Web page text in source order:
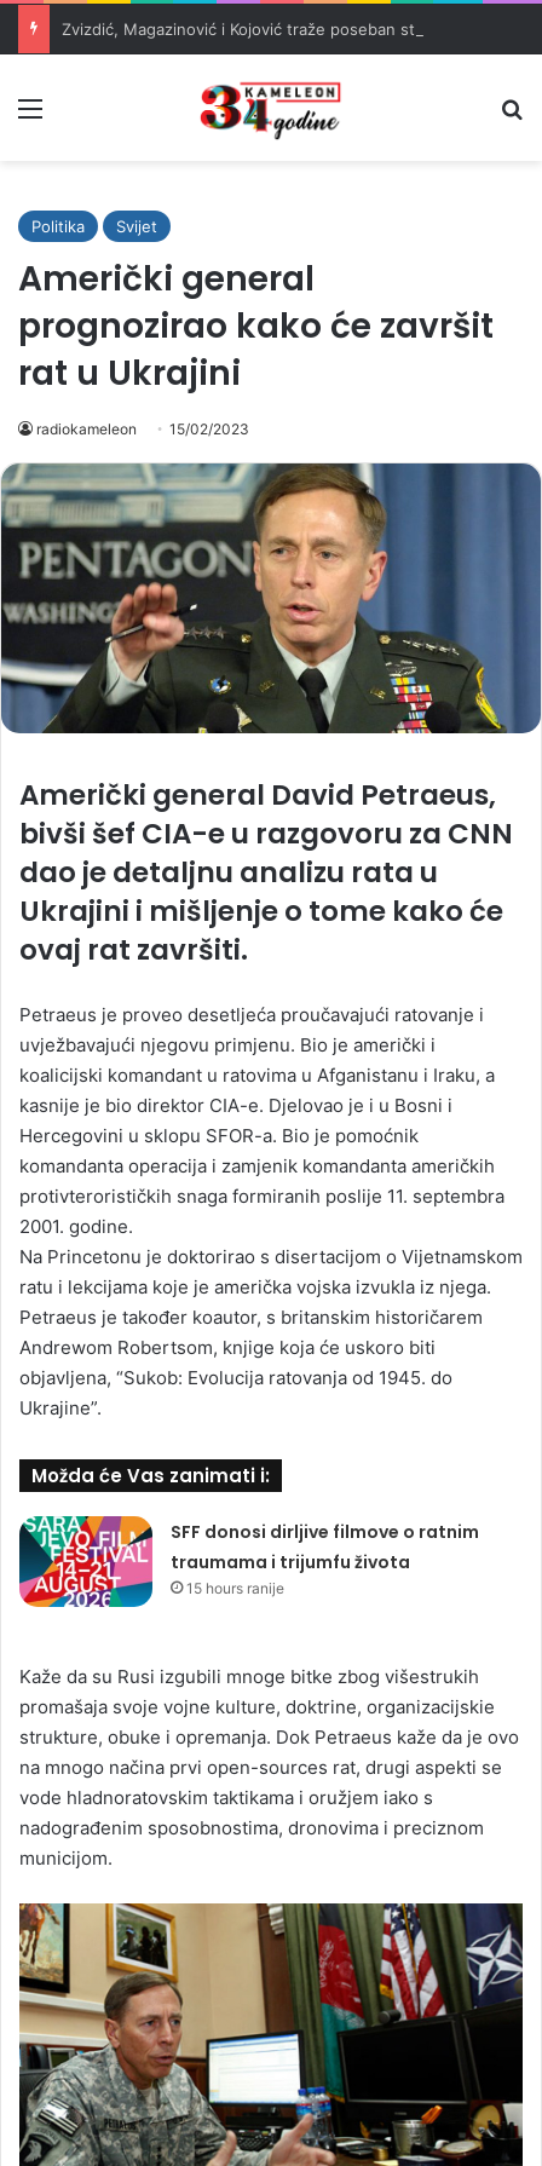
Politika Svijet
Američki general
prognozirao kako će završit
rat u Ukrajini
radiokameleon 15/02/2023
Američki general David Petraeus,
bivši šef CIA-e u razgovoru za CNN
dao je detaljnu analizu rata u
Ukrajini i mišljenje o tome kako će
ovaj rat završiti.
Petraeus je proveo desetljeća proučavajući ratovanje i
uvježbavajući njegovu primjenu. Bio je američki i
koalicijski komandant u ratovima u Afganistanu i Iraku, a
kasnije je bio direktor CIA-e. Djelovao je i u Bosni i
Hercegovini u sklopu SFOR-a. Bio je pomoćnik
komandanta operacija i zamjenik komandanta američkih
protivterorističkih snaga formiranih poslije 11. septembra
2001. godine.
Na Princetonu je doktorirao s disertacijom o Vijetnamskom
ratu i lekcijama koje je američka vojska izvukla iz njega.
Petraeus je također koautor, s britanskim historičarem
Andrewom Robertsom, knjige koja će uskoro biti
objavljena, “Sukob: Evolucija ratovanja od 1945. do
Ukrajine”.
Možda će Vas zanimati i:
SFF donosi dirljive filmove o ratnim
traumama i trijumfu života
15 hours ranije
Kaže da su Rusi izgubili mnoge bitke zbog višestrukih
promašaja svoje vojne kulture, doktrine, organizacijskie
strukture, obuke i opremanja. Dok Petraeus kaže da je ovo
na mnogo načina prvi open-sources rat, drugi aspekti se
vode hladnoratovskim taktikama i oružjem iako s
nadograđenim sposobnostima, dronovima i preciznom
municijom.